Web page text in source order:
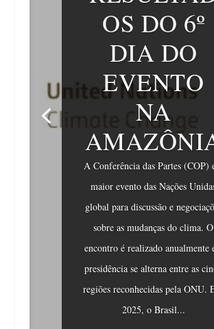
OS DO 6º
DIA DO
EVENTO
NA
A Conferência das Partes (COP)
maior evento das Nações
global para discussão e
sobre as mudanças do clima. O
encontro é realizado anualmente
presidência se alterna entre as
regiões reconhecidas pela ONU.
2025, o Brasil...